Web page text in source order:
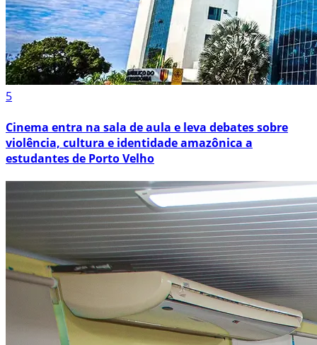
5
Cinema entra na sala de aula e leva debates sobre
violência, cultura e identidade amazônica a
estudantes de Porto Velho